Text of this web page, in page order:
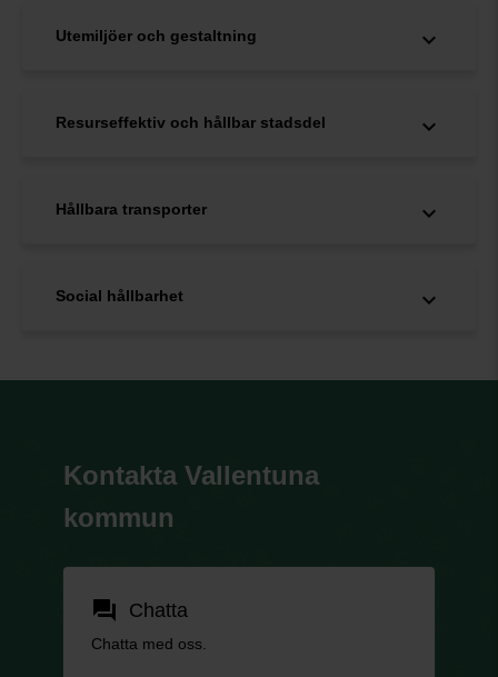
Utemiljöer och gestaltning
Resurseffektiv och hållbar stadsdel
Hållbara transporter
Social hållbarhet
Kontakta Vallentuna
kommun
forum Chatta
Chatta med oss.